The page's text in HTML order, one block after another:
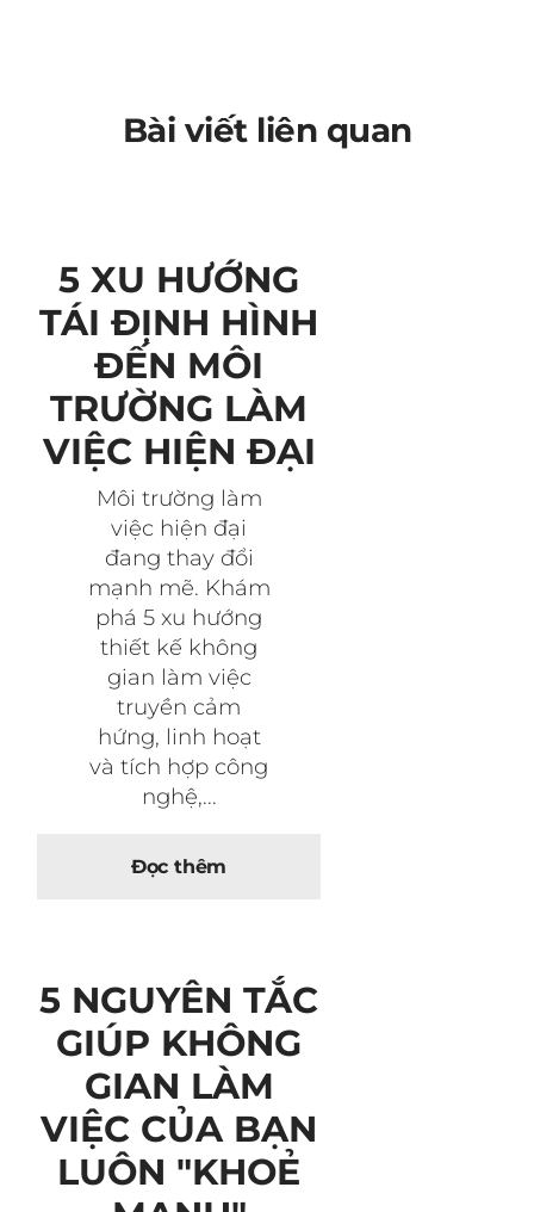
Bài viết liên quan
5 XU HƯỚNG
TÁI ĐỊNH HÌNH
ĐẾN MÔI
TRƯỜNG LÀM
VIỆC HIỆN ĐẠI
Môi trường làm
việc hiện đại
đang thay đổi
mạnh mẽ. Khám
phá 5 xu hướng
thiết kế không
gian làm việc
truyền cảm
hứng, linh hoạt
và tích hợp công
nghệ,...
Đọc thêm
5 NGUYÊN TẮC
GIÚP KHÔNG
GIAN LÀM
VIỆC CỦA BẠN
LUÔN "KHOẺ